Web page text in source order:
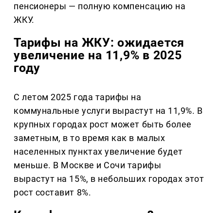
пенсионеры — полную компенсацию на
ЖКУ.
Тарифы на ЖКУ: ожидается
увеличение на 11,9% в 2025
году
С летом 2025 года тарифы на
коммунальные услуги вырастут на 11,9%. В
крупных городах рост может быть более
заметным, в то время как в малых
населенных пунктах увеличение будет
меньше. В Москве и Сочи тарифы
вырастут на 15%, в небольших городах этот
рост составит 8%.